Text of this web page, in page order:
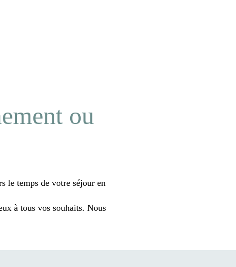
ou
le temps de votre séjour en
à tous vos souhaits. Nous